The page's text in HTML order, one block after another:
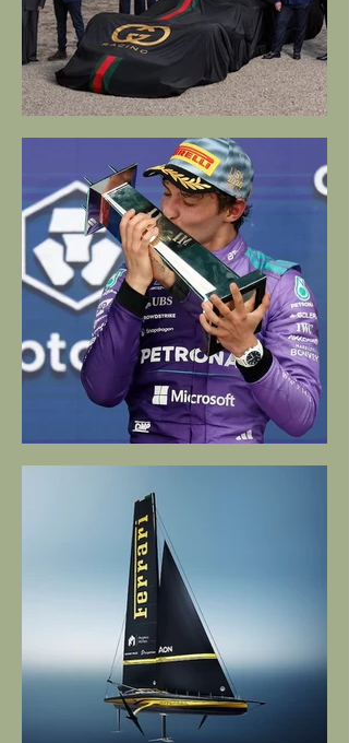
Gucci va in F1 con Alpine
Kimi, Alex, l'Emilia e l'Italia